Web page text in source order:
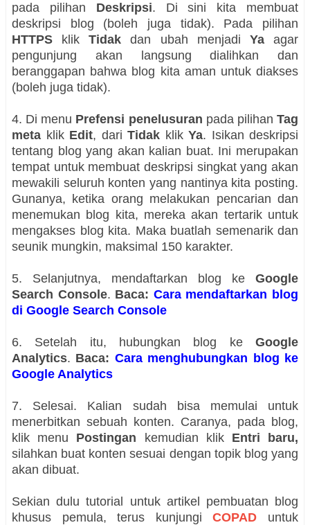
pada pilihan Deskripsi.
Di sini kita membuat
deskripsi blog (boleh juga tidak). Pada pilihan
HTTPS klikTidakdan ubah menjadi Yaagar
pengunjung akan langsung dialihkan dan
beranggapan bahwa blog kita aman untuk diakses
(boleh juga tidak).
4. Di menu Prefensi penelusuran pada pilihanTag
meta klik Edit, dari Tidak klik Ya. Isikan deskripsi
tentang blog yang akan kalian buat. Ini merupakan
tempat untuk membuat deskripsi singkat yang akan
mewakili seluruh konten yang nantinya kita posting.
Gunanya, ketika orang melakukan pencarian dan
menemukan blog kita, mereka akan tertarik untuk
mengakses blog kita. Maka buatlah semenarik dan
seunik mungkin, maksimal 150 karakter.
5. Selanjutnya, mendaftarkan blog ke Google
Search Console. Baca: Cara mendaftarkan blog
di Google Search Console
6. Setelah itu, hubungkan blog ke Google
Analytics. Baca: Cara menghubungkan blog ke
Google Analytics
7. Selesai. Kalian sudah bisa memulai untuk
menerbitkan sebuah konten. Caranya, pada blog,
klik menu Postingan kemudian klik Entri baru,
silahkan buat konten sesuai dengan topik blog yang
akan dibuat.
Sekian dulu tutorial untuk artikel pembuatan blog
khusus pemula, terus kunjungiCOPAD untuk